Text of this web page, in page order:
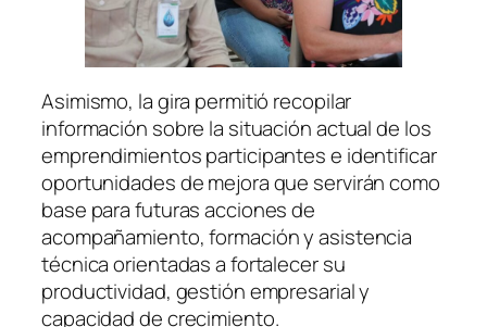
Asimismo, la gira permitió recopilar
información sobre la situación actual de los
emprendimientos participantes e identificar
oportunidades de mejora que servirán como
base para futuras acciones de
acompañamiento, formación y asistencia
técnica orientadas a fortalecer su
productividad, gestión empresarial y
capacidad de crecimiento.